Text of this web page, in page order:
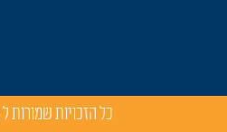
כל הזכויות שמורות ל